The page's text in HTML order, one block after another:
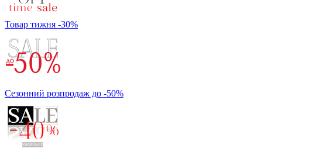
Товар тижня -30%
Сезонний розпродаж до -50%